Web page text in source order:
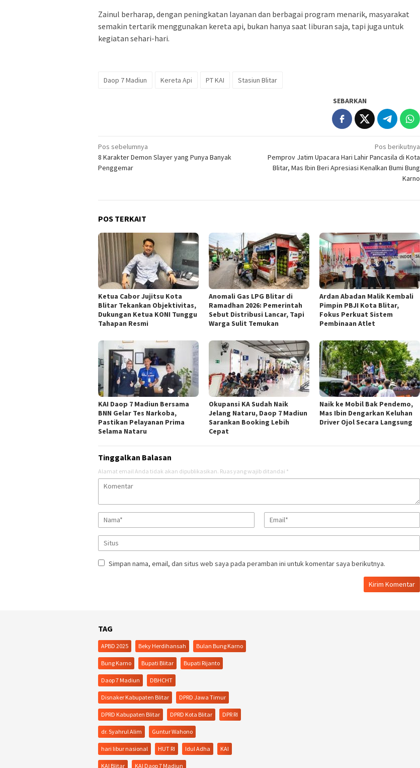
Zainul berharap, dengan peningkatan layanan dan berbagai program menarik, masyarakat
semakin tertarik menggunakan kereta api, bukan hanya saat liburan saja, tapi juga untuk
kegiatan sehari-hari.
Daop 7 Madiun Kereta Api PT KAI Stasiun Blitar
SEBARKAN
Navigasi
pos
Pos sebelumnya
8 Karakter Demon Slayer yang Punya Banyak
Penggemar
Pos berikutnya
Pemprov Jatim Upacara Hari Lahir Pancasila di Kota
Blitar, Mas Ibin Beri Apresiasi Kenalkan Bumi Bung
Karno
POS TERKAIT
Ketua Cabor Jujitsu Kota
Blitar Tekankan Objektivitas,
Dukungan Ketua KONI Tunggu
Tahapan Resmi
Anomali Gas LPG Blitar di
Ramadhan 2026: Pemerintah
Sebut Distribusi Lancar, Tapi
Warga Sulit Temukan
Ardan Abadan Malik Kembali
Pimpin PBJI Kota Blitar,
Fokus Perkuat Sistem
Pembinaan Atlet
KAI Daop 7 Madiun Bersama
BNN Gelar Tes Narkoba,
Pastikan Pelayanan Prima
Selama Nataru
Okupansi KA Sudah Naik
Jelang Nataru, Daop 7 Madiun
Sarankan Booking Lebih
Cepat
Naik ke Mobil Bak Pendemo,
Mas Ibin Dengarkan Keluhan
Driver Ojol Secara Langsung
Tinggalkan Balasan
Alamat email Anda tidak akan dipublikasikan. Ruas yang wajib ditandai *
Simpan nama, email, dan situs web saya pada peramban ini untuk komentar saya berikutnya.
TAG
APBD 2025 Beky Herdihansah Bulan Bung Karno
Bung Karno Bupati Blitar Bupati Rijanto
Daop 7 Madiun DBHCHT
Disnaker Kabupaten Blitar DPRD Jawa Timur
DPRD Kabupaten Blitar DPRD Kota Blitar DPR RI
dr. Syahrul Alim Guntur Wahono
hari libur nasional HUT RI Idul Adha KAI
KAI Blitar KAI Daop 7 Madiun